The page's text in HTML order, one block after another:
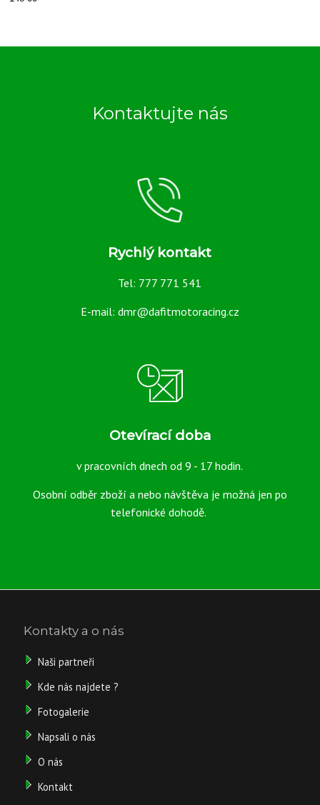
Kontaktujte nás
Rychlý kontakt
Tel: 777 771 541
E-mail: dmr@dafitmotoracing.cz
Otevírací doba
v pracovních dnech od 9 - 17 hodin.
Osobní odběr zboží a nebo návštěva je možná jen po
telefonické dohodě.
Kontakty a o nás
Naši partneři
Kde nás najdete ?
Fotogalerie
Napsali o nás
O nás
Kontakt